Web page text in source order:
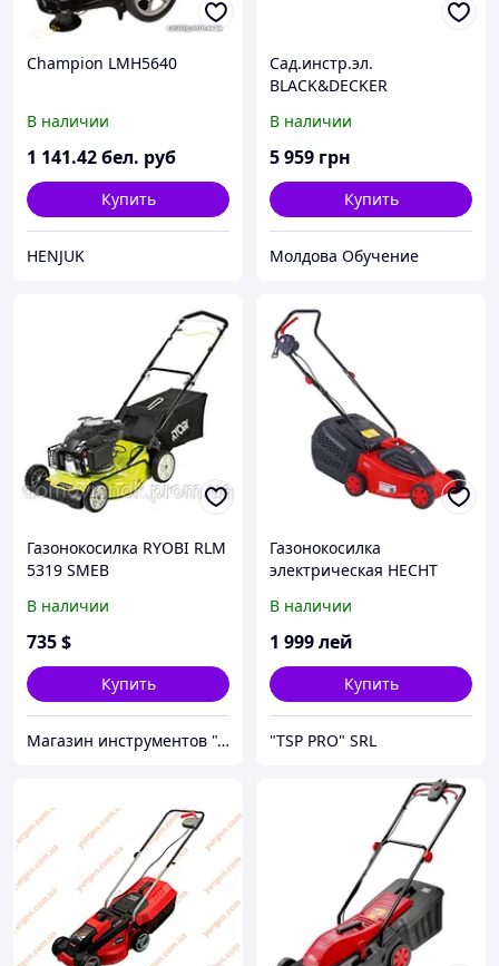
Champion LMH5640
В наличии
1 141.42бел. руб
Купить
HENJUK
Сад.инстр.эл.
BLACK&DECKER
электрическая
BEMW481BH
В наличии
5 959 грн
Купить
Молдова Обучение
Газонокосилка RYOBI RLM
5319 SMEB
В наличии
735$
Купить
Магазин инструментов "Домовичок"
Газонокосилка
электрическая HECHT
В наличии
1 999лей
Купить
"TSP PRO" SRL